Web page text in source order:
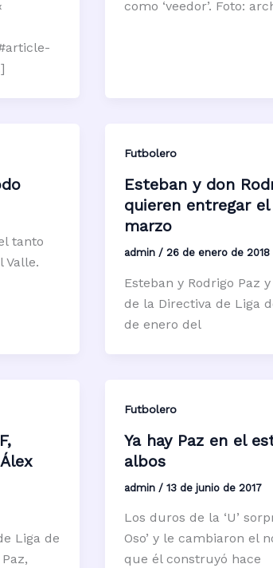
como ‘veedor’. Foto:
tanto
Valle.
Futbolero
Esteban y don
quieren entregar
marzo
admin / 26 de enero de 2018
Esteban y Rodrigo Paz
de la Directiva de Liga
de enero del
Liga de
Futbolero
Ya hay Paz en el
albos
admin / 13 de junio de 2017
Los duros de la ‘U’
Oso’ y le cambiaron el
que él construyó hace